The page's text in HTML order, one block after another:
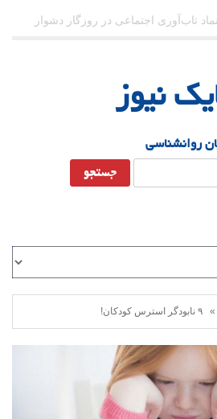
بزرگ می‌شویم بیشتر به «دوست» احتیاج
نیوز
روانشناسی